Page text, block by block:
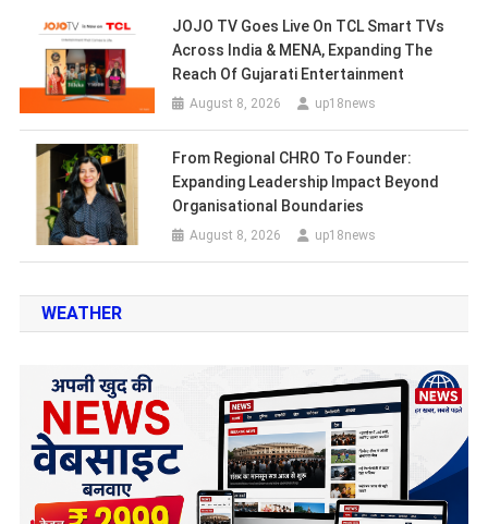
JOJO TV Goes Live On TCL Smart TVs
Across India & MENA, Expanding The
Reach Of Gujarati Entertainment
August 8, 2026 up18news
From Regional CHRO To Founder:
Expanding Leadership Impact Beyond
Organisational Boundaries
August 8, 2026 up18news
WEATHER